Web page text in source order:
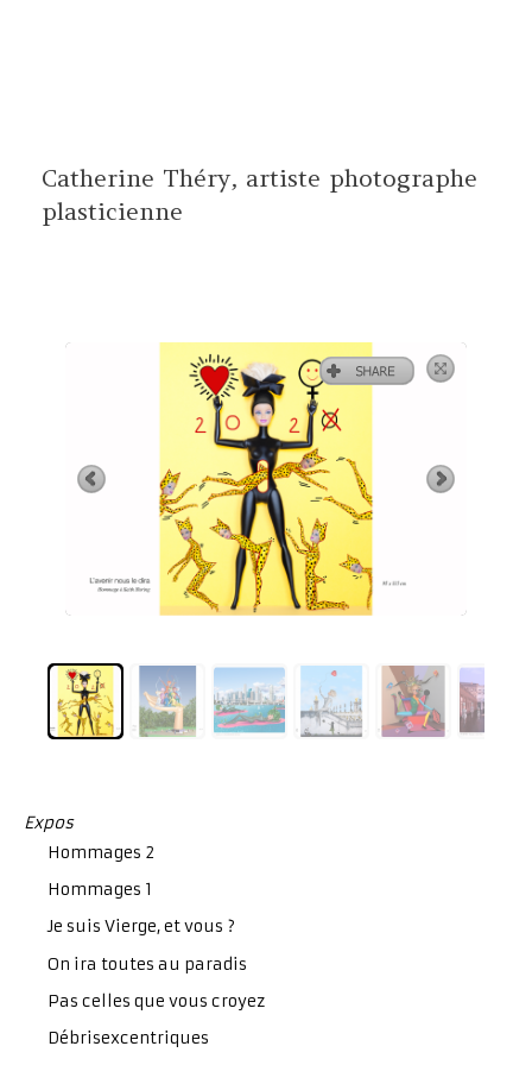
Expos
Hommages 2
Hommages 1
Je suis Vierge, et vous ?
On ira toutes au paradis
Pas celles que vous croyez
Débrisexcentriques
Catherine Théry, artiste photographe
plasticienne